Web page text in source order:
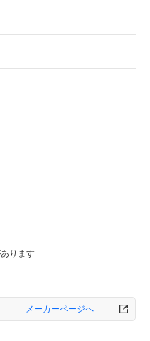
ります
メーカーページへ